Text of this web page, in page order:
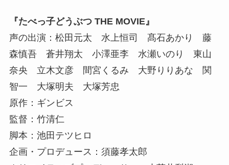
『たべっ子どうぶつ THE MOVIE』
声の出演：松田元太 水上恒司 髙石あかり 藤
森慎吾 蒼井翔太 小澤亜李 水瀬いのり 東山
奈央 立木文彦 間宮くるみ 大野りりあな 関
智一 大塚明夫 大塚芳忠
原作：ギンビス
監督：竹清仁
脚本：池田テツヒロ
企画・プロデュース：須藤孝太郎